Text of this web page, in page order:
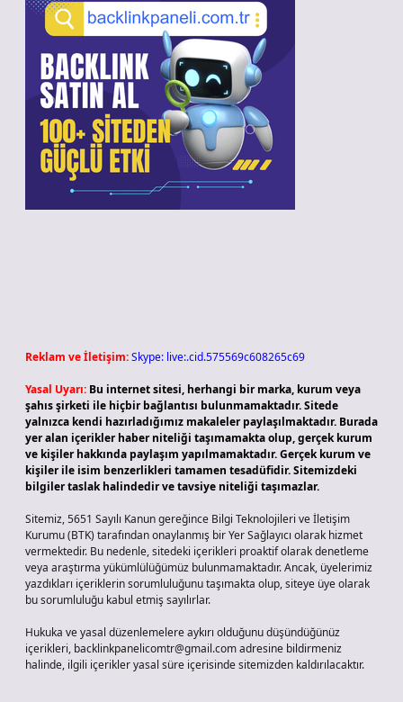
Reklam ve İletişim:Skype: live:.cid.575569c608265c69
Yasal Uyarı: Bu internet sitesi, herhangi bir marka, kurum veya
şahıs şirketi ile hiçbir bağlantısı bulunmamaktadır. Sitede
yalnızca kendi hazırladığımız makaleler paylaşılmaktadır. Burada
yer alan içerikler haber niteliği taşımamakta olup, gerçek kurum
ve kişiler hakkında paylaşım yapılmamaktadır. Gerçek kurum ve
kişiler ile isim benzerlikleri tamamen tesadüfidir. Sitemizdeki
bilgiler taslak halindedir ve tavsiye niteliği taşımazlar.
Sitemiz, 5651 Sayılı Kanun gereğince Bilgi Teknolojileri ve İletişim
Kurumu (BTK) tarafından onaylanmış bir Yer Sağlayıcı olarak hizmet
vermektedir. Bu nedenle, sitedeki içerikleri proaktif olarak denetleme
veya araştırma yükümlülüğümüz bulunmamaktadır. Ancak, üyelerimiz
yazdıkları içeriklerin sorumluluğunu taşımakta olup, siteye üye olarak
bu sorumluluğu kabul etmiş sayılırlar.
Hukuka ve yasal düzenlemelere aykırı olduğunu düşündüğünüz
içerikleri, backlinkpanelicomtr@gmail.comadresine bildirmeniz
halinde, ilgili içerikler yasal süre içerisinde sitemizden kaldırılacaktır.